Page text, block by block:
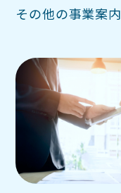
その他の事業案内